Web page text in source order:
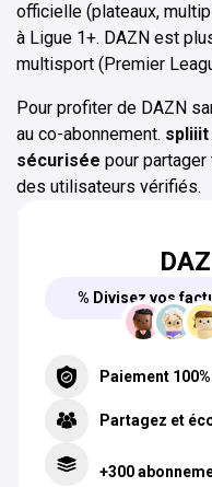
officielle (plateaux,
à Ligue 1+. DAZN est
multisport (Premier
Pour profiter de DAZN
au co-abonnement.
sécurisée pour
des utilisateurs vérifiés.
% Divisez vos
Paiement
Partagez et
+300